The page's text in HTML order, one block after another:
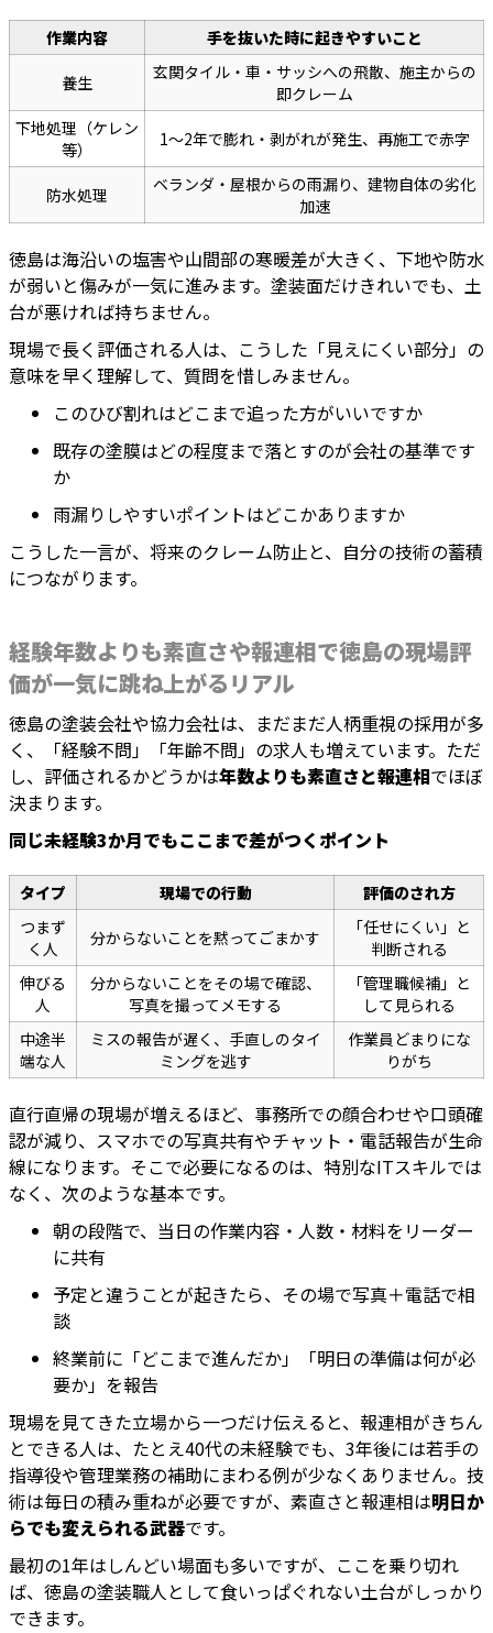
作業内容 手を抜いた時に起きやすいこと
養生
玄関タイル・車・サッシへの飛散、施主からの
即クレーム
下地処理（ケレン
等）
1〜2年で膨れ・剥がれが発生、再施工で赤字
防水処理
ベランダ・屋根からの雨漏り、建物自体の劣化
加速
徳島は海沿いの塩害や山間部の寒暖差が大きく、下地や防水
が弱いと傷みが一気に進みます。塗装面だけきれいでも、土
台が悪ければ持ちません。
現場で長く評価される人は、こうした「見えにくい部分」の
意味を早く理解して、質問を惜しみません。
このひび割れはどこまで追った方がいいですか
既存の塗膜はどの程度まで落とすのが会社の基準です
か
雨漏りしやすいポイントはどこかありますか
こうした一言が、将来のクレーム防止と、自分の技術の蓄積
につながります。
経験年数よりも素直さや報連相で徳島の現場評
価が一気に跳ね上がるリアル
徳島の塗装会社や協力会社は、まだまだ人柄重視の採用が多
く、「経験不問」「年齢不問」の求人も増えています。ただ
し、評価されるかどうかは年数よりも素直さと報連相でほぼ
決まります。
同じ未経験3か月でもここまで差がつくポイント
タイプ 現場での行動
評価のされ方
つまず
く人
分からないことを黙ってごまかす
「任せにくい」と
判断される
伸びる
人
分からないことをその場で確認、
写真を撮ってメモする
「管理職候補」と
して見られる
中途半
端な人
ミスの報告が遅く、手直しのタイ
ミングを逃す
作業員どまりにな
りがち
直行直帰の現場が増えるほど、事務所での顔合わせや口頭確
認が減り、スマホでの写真共有やチャット・電話報告が生命
線になります。そこで必要になるのは、特別なITスキルでは
なく、次のような基本です。
朝の段階で、当日の作業内容・人数・材料をリーダー
に共有
予定と違うことが起きたら、その場で写真＋電話で相
談
終業前に「どこまで進んだか」「明日の準備は何が必
要か」を報告
現場を見てきた立場から一つだけ伝えると、報連相がきちん
とできる人は、たとえ40代の未経験でも、3年後には若手の
指導役や管理業務の補助にまわる例が少なくありません。技
術は毎日の積み重ねが必要ですが、素直さと報連相は明日か
らでも変えられる武器です。
最初の1年はしんどい場面も多いですが、ここを乗り切れ
ば、徳島の塗装職人として食いっぱぐれない土台がしっかり
できます。